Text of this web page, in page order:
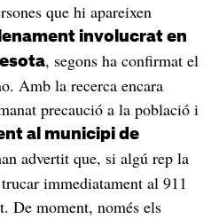
que hi apareixen
involucrat en
, segons ha confirmat el
Amb la recerca encara
precaució a la població i
al municipi de
advertit que, si algú rep la
immediatament al 911
De moment, només els